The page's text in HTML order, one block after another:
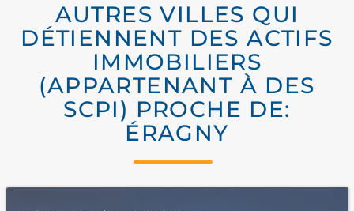
AUTRES VILLES QUI
DÉTIENNENT DES ACTIFS
IMMOBILIERS
(APPARTENANT À DES
SCPI) PROCHE DE:
ÉRAGNY